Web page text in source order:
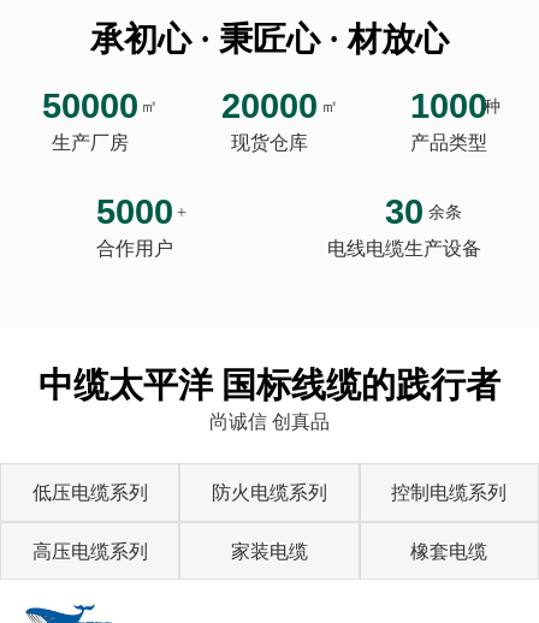
承初心 · 秉匠心 · 材放心
50000 ㎡
生产厂房
20000 ㎡
现货仓库
1000种
产品类型
5000 +
合作用户
30 余条
电线电缆生产设备
中缆太平洋 国标线缆的践行者
尚诚信 创真品
低压电缆系列 防火电缆系列 控制电缆系列
高压电缆系列 家装电缆 橡套电缆